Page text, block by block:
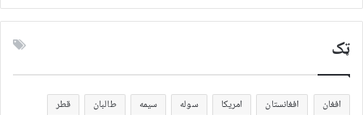
ټک
افغان افغانستان امریکا سوله سیمه طالبان
قطر